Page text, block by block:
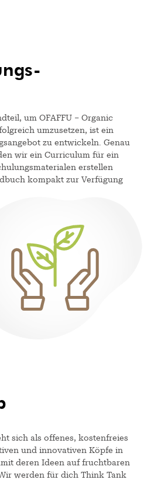
um OFAFFU – Organic
umzusetzen, ist ein
zu entwickeln. Genau
wir ein Curriculum für ein
erstellen
kompakt zur Verfügung
sich als offenes, kostenfreies
und innovativen Köpfe in
deren Ideen auf fruchtbaren
werden für dich Think Tank